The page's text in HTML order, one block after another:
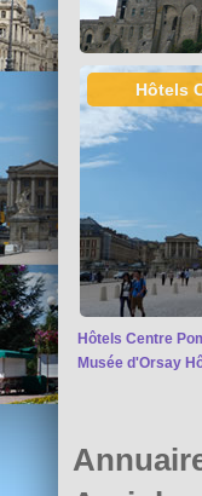
Hôtels
Hôtels Centre
Musée d'Orsay